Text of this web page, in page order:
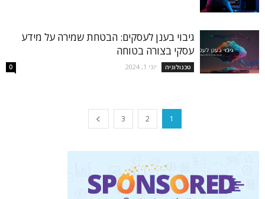
גיבוי בענן לעסקים: הבטחת שמירה על מידע
עסקי בצורה בטוחה
טכנולוגיה יוני 1, 2024 0
1
2
3